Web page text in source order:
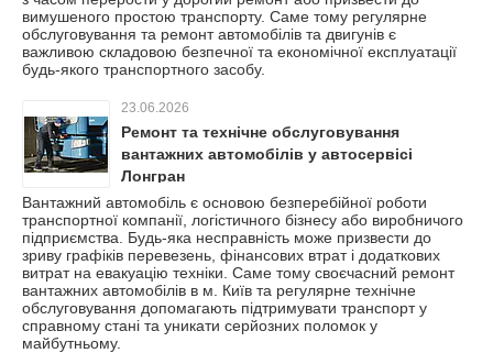
вимушеного простою транспорту. Саме тому регулярне
обслуговування та ремонт автомобілів та двигунів є
важливою складовою безпечної та економічної експлуатації
будь-якого транспортного засобу.
23.06.2026
Ремонт та технічне обслуговування
вантажних автомобілів у автосервісі
Лонгран
Вантажний автомобіль є основою безперебійної роботи
транспортної компанії, логістичного бізнесу або виробничого
підприємства. Будь-яка несправність може призвести до
зриву графіків перевезень, фінансових втрат і додаткових
витрат на евакуацію техніки. Саме тому своєчасний ремонт
вантажних автомобілів в м. Київ та регулярне технічне
обслуговування допомагають підтримувати транспорт у
справному стані та уникати серйозних поломок у
майбутньому.